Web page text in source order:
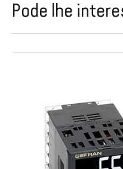
Pode lhe